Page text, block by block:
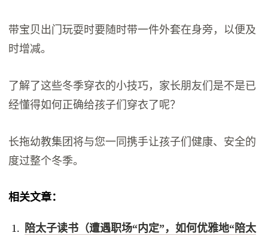
带宝贝出门玩耍时要随时带一件外套在身旁，以便及
时增减。
了解了这些冬季穿衣的小技巧，家长朋友们是不是已
经懂得如何正确给孩子们穿衣了呢？
长拖幼教集团将与您一同携手让孩子们健康、安全的
度过整个冬季。
相关文章：
陪太子读书（遭遇职场“内定”，如何优雅地“陪太